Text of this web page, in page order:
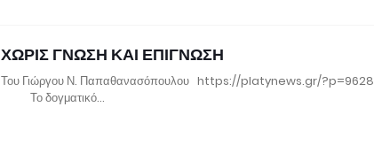
ΧΩΡΙΣ ΓΝΩΣΗ ΚΑΙ ΕΠΙΓΝΩΣΗ
Του Γιώργου Ν. Παπαθανασόπουλου https://platynews.gr/?p=9628
Το δογματικό…